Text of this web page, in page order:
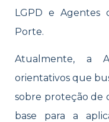
LGPD e Agentes
Porte.
Atualmente, a
orientativos que
sobre proteção de
base para a